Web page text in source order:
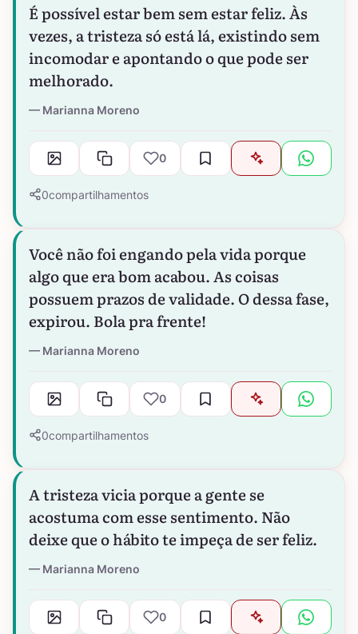
É possível estar bem sem estar feliz. Às
vezes, a tristeza só está lá, existindo sem
incomodar e apontando o que pode ser
melhorado.
Marianna Moreno
0
0compartilhamentos
Você não foi engando pela vida porque
algo que era bom acabou. As coisas
possuem prazos de validade. O dessa fase,
expirou. Bola pra frente!
Marianna Moreno
0
0compartilhamentos
A tristeza vicia porque a gente se
acostuma com esse sentimento. Não
deixe que o hábito te impeça de ser feliz.
Marianna Moreno
0